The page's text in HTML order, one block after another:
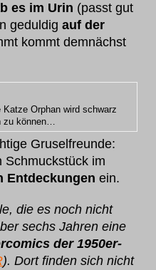
es im Urin (passt gut
geduldigauf der
kommt demnächst
Orphan wird schwarz
zu können…
Gruselfreunde:
Schmuckstück im
Entdeckungen ein.
die es noch nicht
sechs Jahren eine
der 1950er-
). Dort finden sich nicht